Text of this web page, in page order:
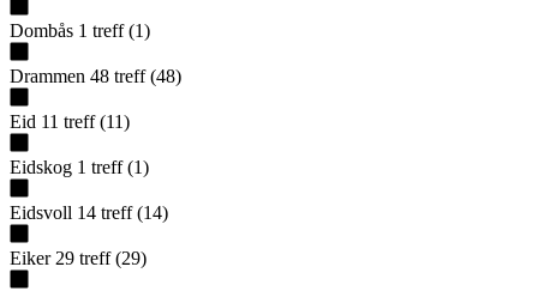
Dombås 1 treff (1)
Drammen 48 treff (48)
Eid 11 treff (11)
Eidskog 1 treff (1)
Eidsvoll 14 treff (14)
Eiker 29 treff (29)